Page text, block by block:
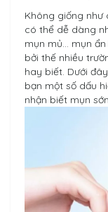
Không giống
có thể dễ dàng
mụn mủ… mụn
bởi thế nhiều
hay biết. Dưới đây
bạn một số dấu
nhận biết mụn